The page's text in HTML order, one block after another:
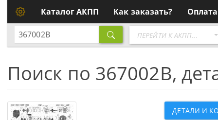
Каталог АКПП Как заказать?
Перейти
к
ПЕРЕЙТИ К АКПП...
Поиск по 367002B,
ДЕТАЛИ И